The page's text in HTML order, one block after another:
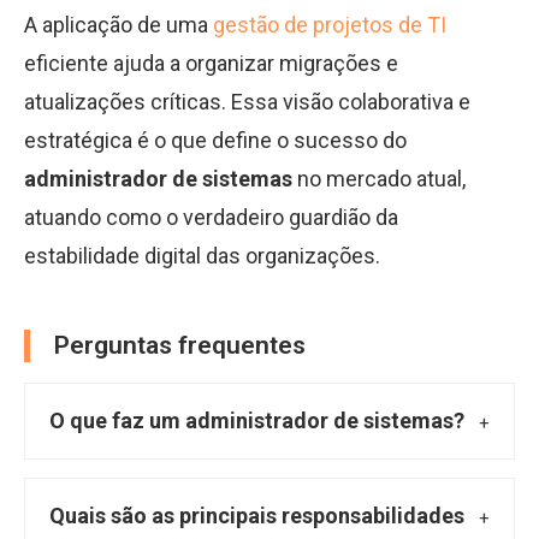
A aplicação de uma gestão de projetos de TI
eficiente ajuda a organizar migrações e
atualizações críticas. Essa visão colaborativa e
estratégica é o que define o sucesso do
administrador de sistemas no mercado atual,
atuando como o verdadeiro guardião da
estabilidade digital das organizações.
Perguntas frequentes
O que faz um administrador de sistemas?
Quais são as principais responsabilidades